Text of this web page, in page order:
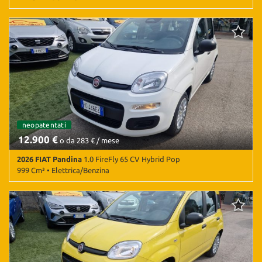
56.000 Km • Cambio Manuale (5) • Grigio metallizzato • 5 Porte •
ABS • Airbag • Airbag laterali • Airbag Passeggero • Airbag testa •
Android Auto • Apple CarPlay • Autoradio • Autoradio digitale •
Bluetooth • Cerchi in lega • Chiusura centralizzata • Climatizzatore
• Controllo automatico clima • Controllo elettronico della corsia •
Controllo trazione • Cruise Control • ESP • Fari LED • Fendinebbia •
Frenata d'emergenza assistita • Sensore di luce • Sensore di
pioggia • Sensori di parcheggio posteriori • Servosterzo •
Specchietti laterali elettrici • Vetri oscurati
neopatentati
12.900 €o da 283 € / mese
2026 FIAT Pandina 1.0 FireFly 65 CV Hybrid Pop
999 Cm³ • Elettrica/Benzina
10 Km • Cambio Manuale (6) • Bianco metallizzato • 5 Porte • ABS •
Airbag • Airbag laterali • Airbag Passeggero • Airbag testa •
Android Auto • Apple CarPlay • Autoradio • Bluetooth • Bracciolo •
Chiusura centralizzata • Climatizzatore • Controllo elettronico
della corsia • Controllo trazione • ESP • Frenata d'emergenza
assistita • Riconoscimento dei segnali stradali • Sensori di
parcheggio posteriori • Servosterzo • Touch screen